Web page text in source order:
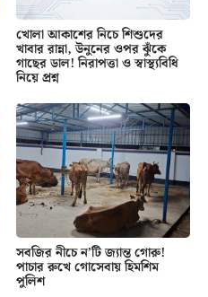
খোলা আকাশের নিচে শিশুদের
খাবার রান্না, উনুনের ওপর ঝুঁকে
গাছের ডাল! নিরাপত্তা ও স্বাস্থ্যবিধি
নিয়ে প্রশ্ন
সবজির নীচে ন’টি জ্যান্ত গোরু!
পাচার রুখে গোসেবায় হিমশিম
পুলিশ